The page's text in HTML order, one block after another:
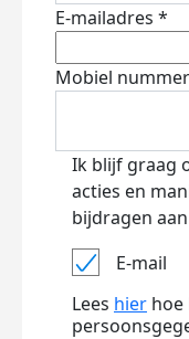
E-mailadres *
Mobiel nummer
Ik blijf graag
acties en
bijdragen aan
E-mail
Lees hier hoe